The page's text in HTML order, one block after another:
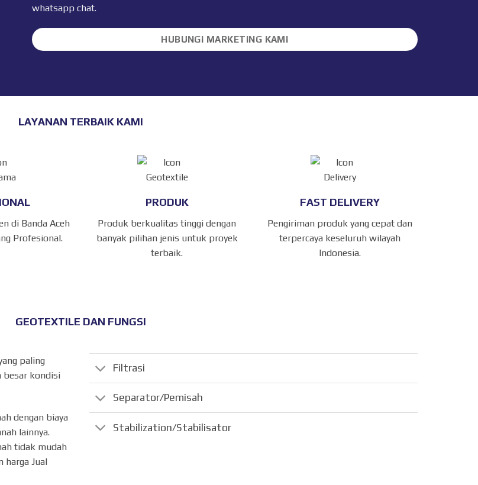
whatsapp chat.
HUBUNGI MARKETING KAMI
LAYANAN TERBAIK KAMI
di Banda Aceh
Profesional.
PRODUK
Produk berkualitas tinggi dengan
banyak pilihan jenis untuk proyek
terbaik.
FAST DELIVERY
Pengiriman produk yang cepat dan
terpercaya keseluruh wilayah
Indonesia.
GEOTEXTILE DAN FUNGSI
paling
besar kondisi
dengan biaya
lainnya.
tidak mudah
harga Jual
Filtrasi
Separator/Pemisah
Stabilization/Stabilisator